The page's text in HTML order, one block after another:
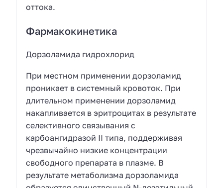
оттока.
Фармакокинетика
Дорзоламида гидрохлорид
При местном применении дорзоламид
проникает в системный кровоток. При
длительном применении дорзоламид
накапливается в эритроцитах в результате
селективного связывания с
карбоангидразой II типа, поддерживая
чрезвычайно низкие концентрации
свободного препарата в плазме. В
результате метаболизма дорзоламида